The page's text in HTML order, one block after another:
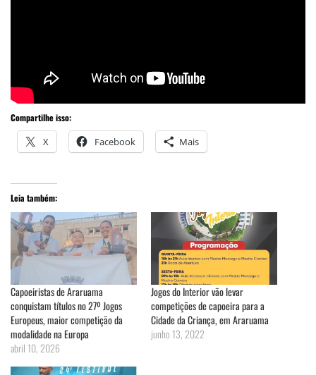
Compartilhe isso:
X Facebook Mais
Leia também:
Capoeiristas de Araruama
conquistam títulos no 27º Jogos
Europeus, maior competição da
modalidade na Europa
abril 10, 2026
Jogos do Interior vão levar
competições de capoeira para a
Cidade da Criança, em Araruama
junho 13, 2022